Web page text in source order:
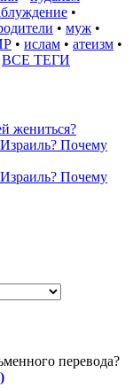
•
• муж •
• ислам • атеизм •
ВСЕ ТЕГИ
жениться?
Почему
Почему
перевода?